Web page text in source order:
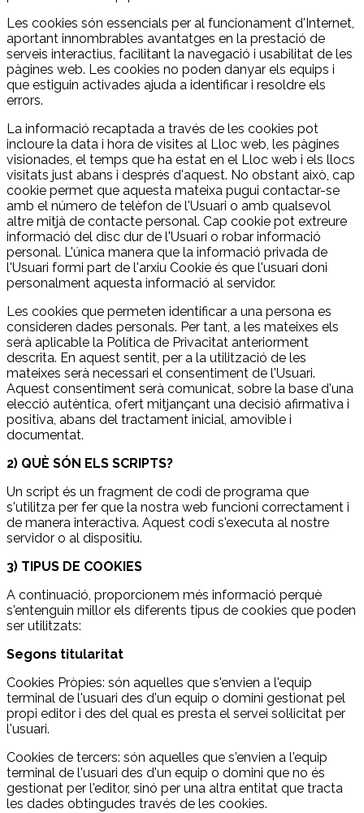
Les cookies són essencials per al funcionament d'Internet,
aportant innombrables avantatges en la prestació de
serveis interactius, facilitant la navegació i usabilitat de les
pàgines web. Les cookies no poden danyar els equips i
que estiguin activades ajuda a identificar i resoldre els
errors.
La informació recaptada a través de les cookies pot
incloure la data i hora de visites al Lloc web, les pàgines
visionades, el temps que ha estat en el Lloc web i els llocs
visitats just abans i després d'aquest. No obstant això, cap
cookie permet que aquesta mateixa pugui contactar-se
amb el número de telèfon de l'Usuari o amb qualsevol
altre mitjà de contacte personal. Cap cookie pot extreure
informació del disc dur de l'Usuari o robar informació
personal. L'única manera que la informació privada de
l'Usuari formi part de l'arxiu Cookie és que l'usuari doni
personalment aquesta informació al servidor.
Les cookies que permeten identificar a una persona es
consideren dades personals. Per tant, a les mateixes els
serà aplicable la Política de Privacitat anteriorment
descrita. En aquest sentit, per a la utilització de les
mateixes serà necessari el consentiment de l'Usuari.
Aquest consentiment serà comunicat, sobre la base d'una
elecció autèntica, ofert mitjançant una decisió afirmativa i
positiva, abans del tractament inicial, amovible i
documentat.
2) QUÈ SÓN ELS SCRIPTS?
Un script és un fragment de codi de programa que
s'utilitza per fer que la nostra web funcioni correctament i
de manera interactiva. Aquest codi s'executa al nostre
servidor o al dispositiu.
3) TIPUS DE COOKIES
A continuació, proporcionem més informació perquè
s'entenguin millor els diferents tipus de cookies que poden
ser utilitzats:
Segons titularitat
Cookies Pròpies: són aquelles que s'envien a l'equip
terminal de l'usuari des d'un equip o domini gestionat pel
propi editor i des del qual es presta el servei sol·licitat per
l'usuari.
Cookies de tercers: són aquelles que s'envien a l'equip
terminal de l'usuari des d'un equip o domini que no és
gestionat per l'editor, sinó per una altra entitat que tracta
les dades obtingudes través de les cookies.